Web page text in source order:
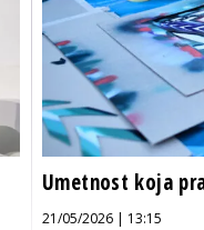
Umetnost koja
21/05/2026 | 13:15